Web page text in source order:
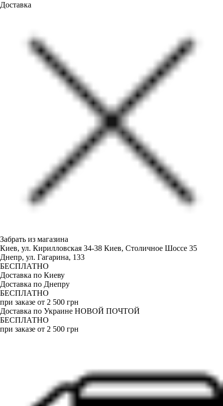
Доставка
Забрать из магазина
Киев, ул. Кирилловская 34-38 Киев, Столичное Шоссе 35
Днепр, ул. Гагарина, 133
БЕСПЛАТНО
Доставка по Киеву
Доставка по Днепру
БЕСПЛАТНО
при заказе от 2 500 грн
Доставка по Украине НОВОЙ ПОЧТОЙ
БЕСПЛАТНО
при заказе от 2 500 грн